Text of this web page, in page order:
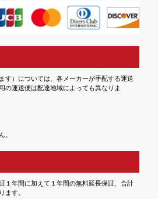
す）については、各メーカーが手配する運送
の運送便は配達地域によっても異なりま
。
１年間に加えて１年間の無料延長保証、合計
ます。